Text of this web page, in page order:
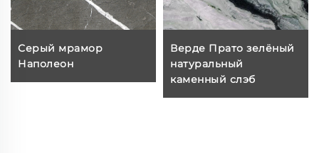
Серый мрамор
Наполеон
Верде Прато зелёный
натуральный
каменный слэб